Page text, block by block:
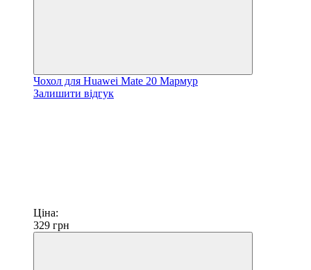
Чохол для Huawei Mate 20 Мармур
Залишити відгук
Ціна:
329 грн